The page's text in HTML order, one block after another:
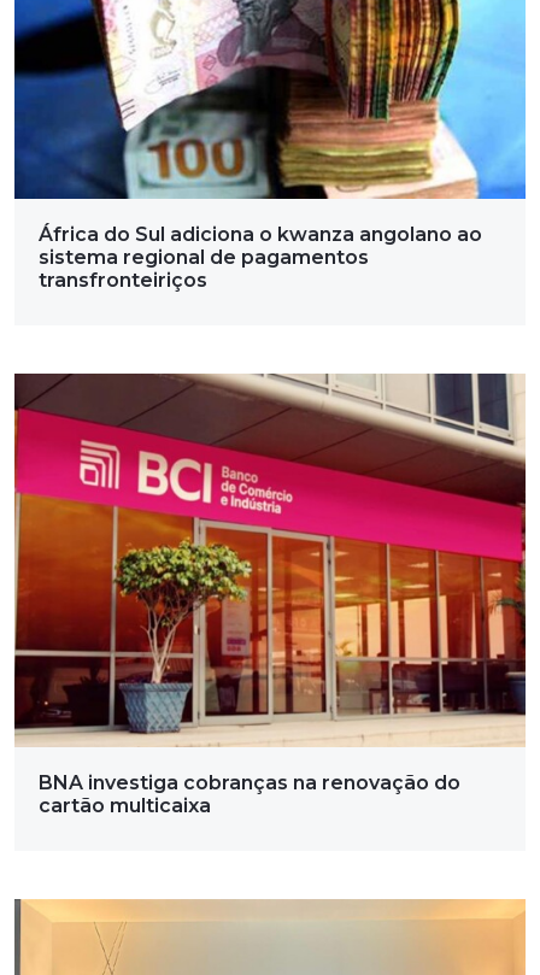
África do Sul adiciona o kwanza angolano ao
sistema regional de pagamentos
transfronteiriços
BNA investiga cobranças na renovação do
cartão multicaixa